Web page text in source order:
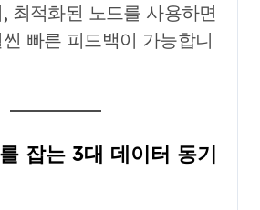
최적화된 노드를 사용하면
빠른 피드백이 가능합니
잡는 3대 데이터 동기